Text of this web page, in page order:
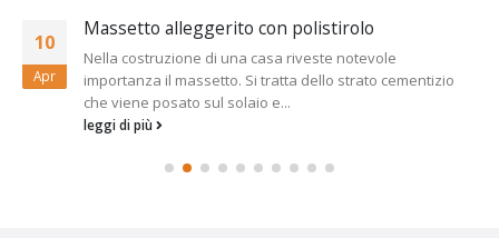
10
Apr
Massetto alleggerito con polistirolo
Nella costruzione di una casa riveste notevole
importanza il massetto. Si tratta dello strato cementizio
che viene posato sul solaio e...
leggi di più